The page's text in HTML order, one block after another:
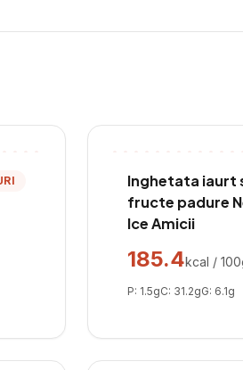
Inghetata iaurt
fructe padure
Ice Amicii
185.4kcal /
P: 1.5gC: 31.2gG: 6.1g